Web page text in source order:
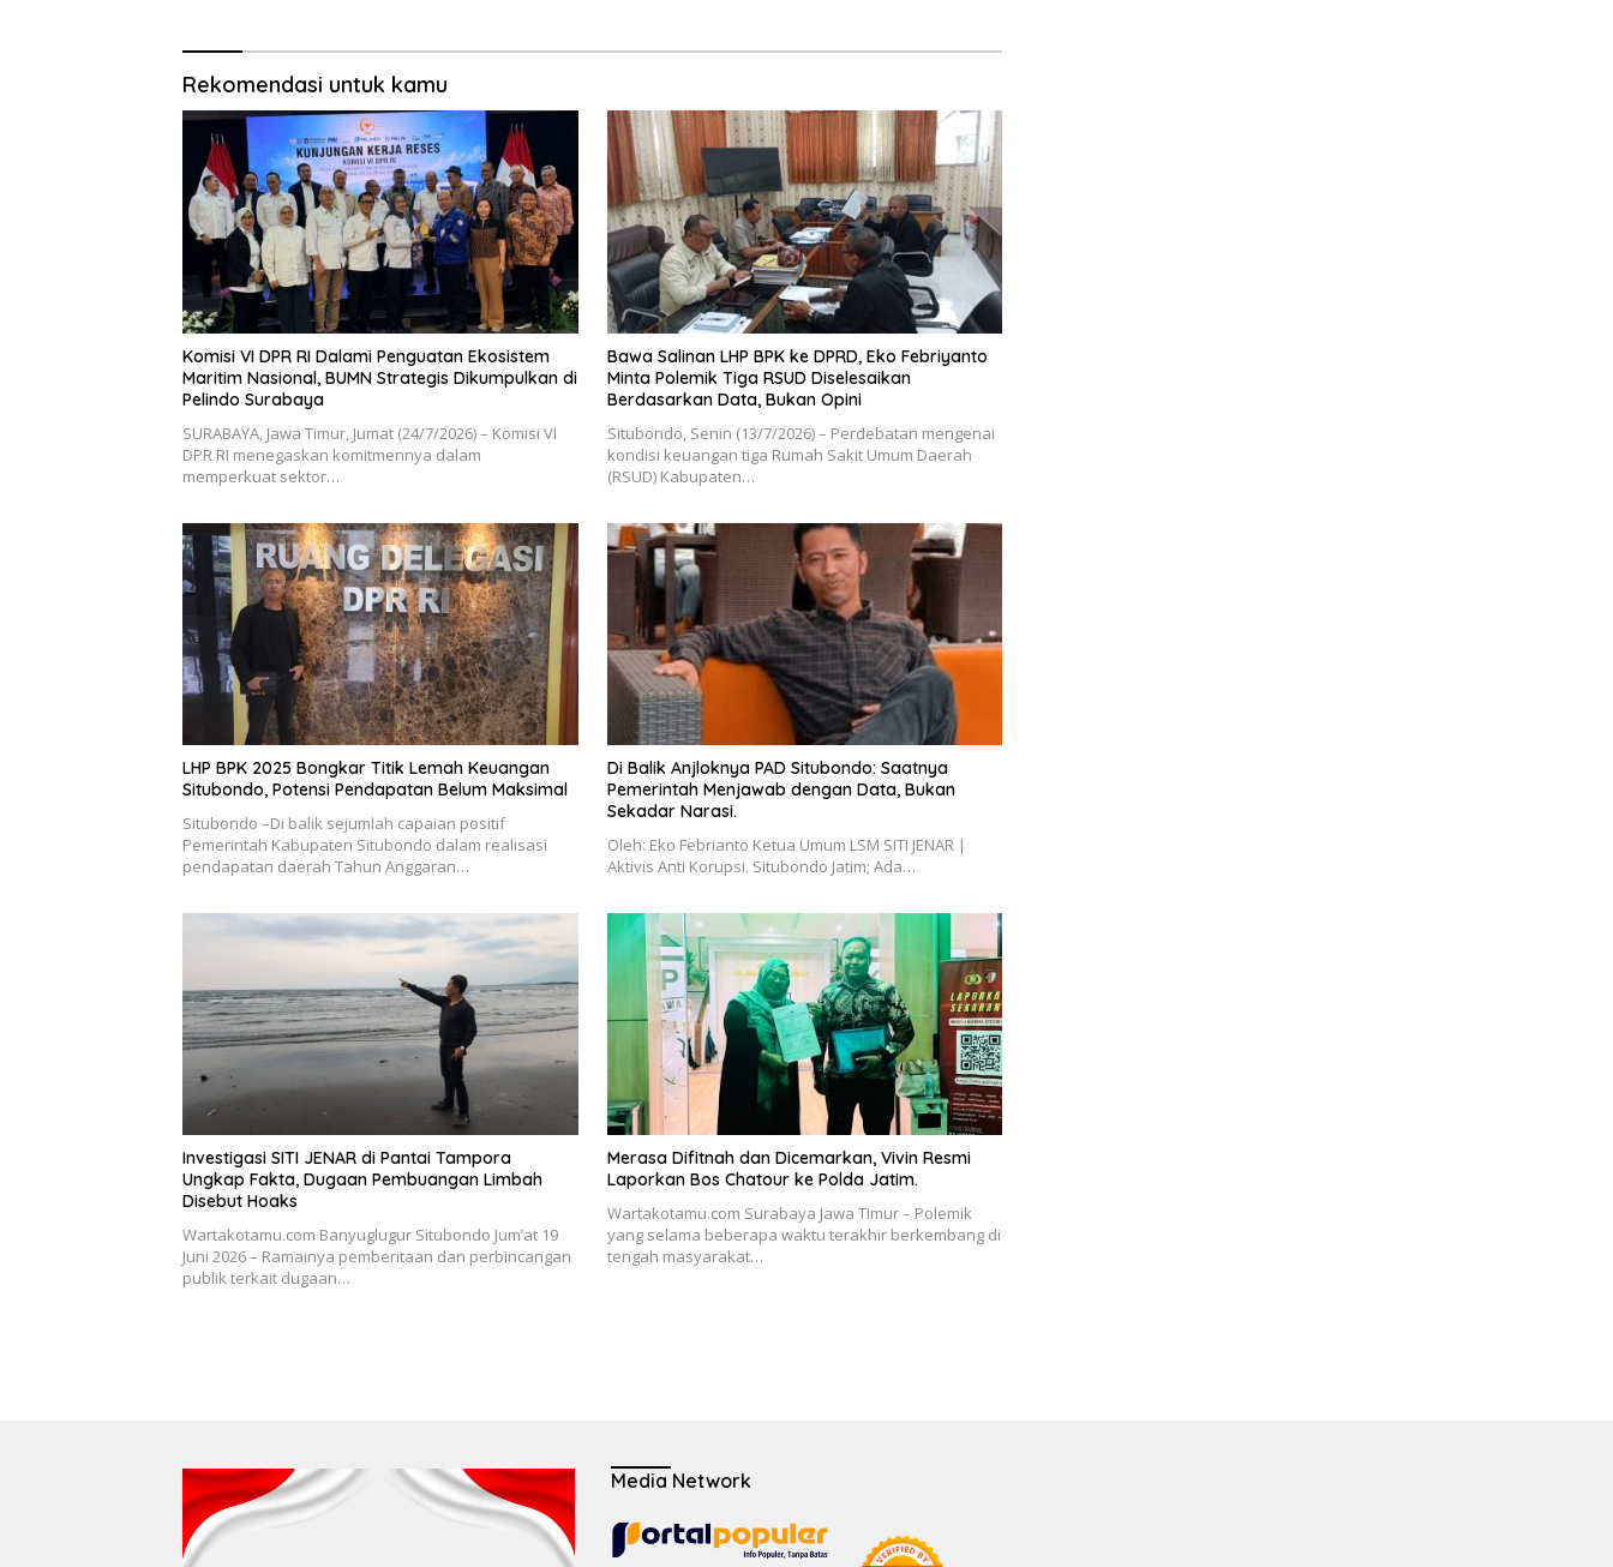
Rekomendasi untuk kamu
Komisi VI DPR RI Dalami Penguatan Ekosistem
Maritim Nasional, BUMN Strategis Dikumpulkan di
Pelindo Surabaya
SURABAYA, Jawa Timur, Jumat (24/7/2026) – Komisi VI
DPR RI menegaskan komitmennya dalam
memperkuat sektor…
Bawa Salinan LHP BPK ke DPRD, Eko Febriyanto
Minta Polemik Tiga RSUD Diselesaikan
Berdasarkan Data, Bukan Opini
Situbondo, Senin (13/7/2026) – Perdebatan mengenai
kondisi keuangan tiga Rumah Sakit Umum Daerah
(RSUD) Kabupaten…
LHP BPK 2025 Bongkar Titik Lemah Keuangan
Situbondo, Potensi Pendapatan Belum Maksimal
Situbondo –Di balik sejumlah capaian positif
Pemerintah Kabupaten Situbondo dalam realisasi
pendapatan daerah Tahun Anggaran…
Di Balik Anjloknya PAD Situbondo: Saatnya
Pemerintah Menjawab dengan Data, Bukan
Sekadar Narasi.
Oleh: Eko Febrianto Ketua Umum LSM SITI JENAR |
Aktivis Anti Korupsi. Situbondo Jatim; Ada…
Investigasi SITI JENAR di Pantai Tampora
Ungkap Fakta, Dugaan Pembuangan Limbah
Disebut Hoaks
Wartakotamu.com Banyuglugur Situbondo Jum’at 19
Juni 2026 – Ramainya pemberitaan dan perbincangan
publik terkait dugaan…
Merasa Difitnah dan Dicemarkan, Vivin Resmi
Laporkan Bos Chatour ke Polda Jatim.
Wartakotamu.com Surabaya Jawa Timur – Polemik
yang selama beberapa waktu terakhir berkembang di
tengah masyarakat…
Media Network